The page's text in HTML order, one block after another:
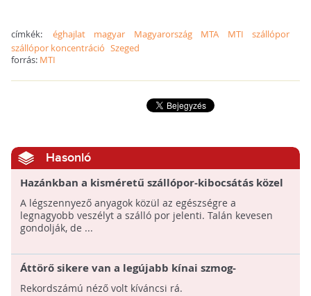
címkék: éghajlat magyar Magyarország MTA MTI
szállópor
szállópor koncentráció Szeged
forrás: MTI
Hasonló
Hazánkban a kisméretű szállópor-kibocsátás közel
70 %-át a lakossági fűtés okozza - Mit tehetünk
egészségünk védelmében?
A légszennyező anyagok közül az egészségre a
legnagyobb veszélyt a szálló por jelenti. Talán kevesen
gondolják, de ...
Áttörő sikere van a legújabb kínai szmog-
dokumentumfilm
Rekordszámú néző volt kíváncsi rá.